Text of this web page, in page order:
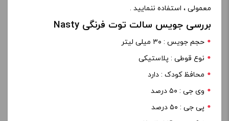
معمولی ، استفاده ننمایید .
بررسی جویس سالت توت فرنگی Nasty
حجم جویس : ۳۰ میلی لیتر
نوع قوطی : پلاستیکی
محافظ کودک : دارد
وی جی : ۵۰ درصد
پی جی : ۵۰ درصد